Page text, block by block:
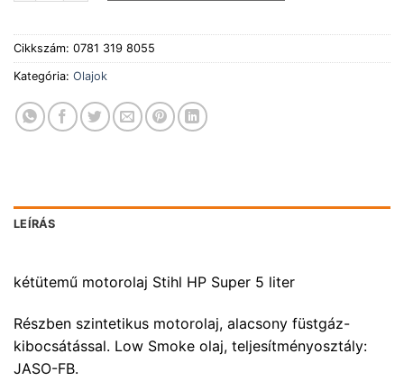
Cikkszám: 0781 319 8055
Kategória: Olajok
LEÍRÁS
kétütemű motorolaj Stihl HP Super 5 liter
Részben szintetikus motorolaj, alacsony füstgáz-
kibocsátással. Low Smoke olaj, teljesítményosztály:
JASO-FB.